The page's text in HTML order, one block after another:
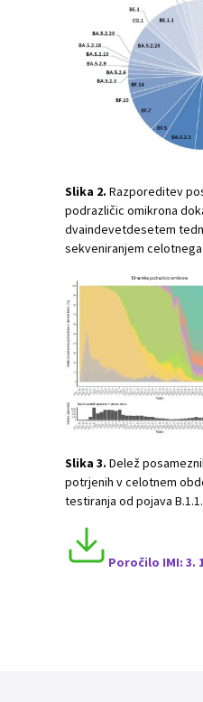
Slika 2. Razporeditev
podrazličic omikrona
dvaindevetdesetem
sekveniranjem
Slika 3. Delež
potrjenih v celotnem
testiranja od pojava
Poročilo IMI: 3.